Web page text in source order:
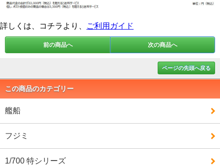
詳しくは、コチラより、 ご利用ガイド
前の商品へ 次の商品へ
ページの先頭へ戻る
この商品のカテゴリー
艦船
フジミ
1/700 特シリーズ